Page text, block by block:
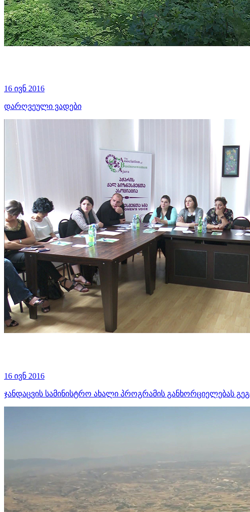
16 ივნ 2016
დარღვეული ვადები
16 ივნ 2016
ჯანდაცვის სამინისტრო ახალი პროგრამის განხორციელებას